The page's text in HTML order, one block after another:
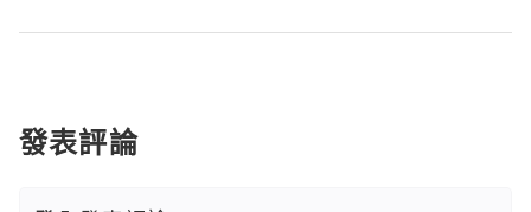
發表評論